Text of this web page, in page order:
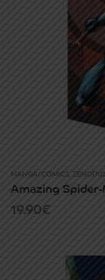
MANGA/COMICS
Amazing
19.90€